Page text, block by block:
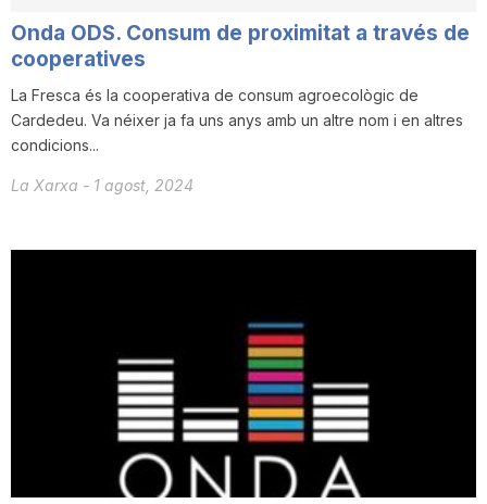
Onda ODS. Consum de proximitat a través de
cooperatives
La Fresca és la cooperativa de consum agroecològic de
Cardedeu. Va néixer ja fa uns anys amb un altre nom i en altres
condicions...
La Xarxa - 1 agost, 2024